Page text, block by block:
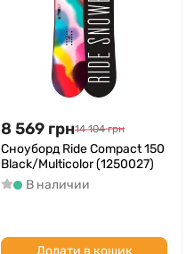
8 569 грн14 104 грн
Сноуборд Ride Compact 150
Black/Multicolor (1250027)
В наличии
Додати в кошик